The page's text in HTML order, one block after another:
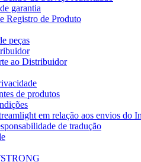
garantia
Registro de Produto
peças
ao Distribuidor
de produtos
em relação aos envios do
de tradução